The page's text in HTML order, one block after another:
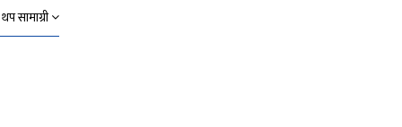
थप सामाग्री